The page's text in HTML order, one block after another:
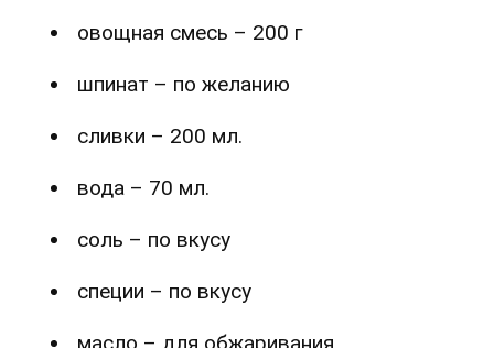
овощная смесь – 200 г
шпинат – по желанию
сливки – 200 мл.
вода – 70 мл.
соль – по вкусу
специи – по вкусу